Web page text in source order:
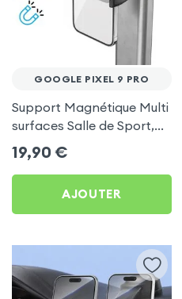
GOOGLE PIXEL 9 PRO
Support Magnétique Multi
surfaces Salle de Sport,
frigo pour Google Pixel 9
Pro
19,90 €
AJOUTER